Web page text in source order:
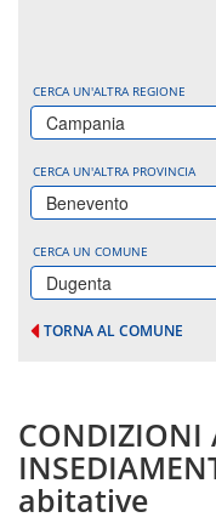
CERCA UN'ALTRA REGIONE
Campania
CERCA UN'ALTRA PROVINCIA
Benevento
CERCA UN COMUNE
Dugenta
TORNA AL COMUNE
CONDIZIONI
abitative